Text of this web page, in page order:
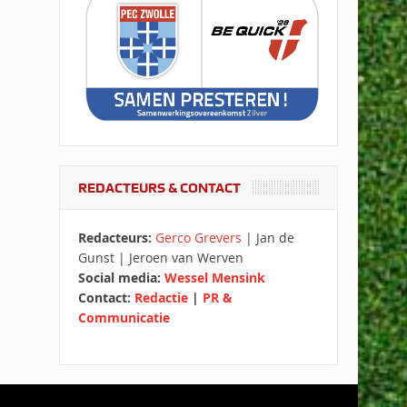
REDACTEURS & CONTACT
Redacteurs: Gerco Grevers | Jan de
Gunst | Jeroen van Werven
Social media: Wessel Mensink
Contact: Redactie| PR &
Communicatie